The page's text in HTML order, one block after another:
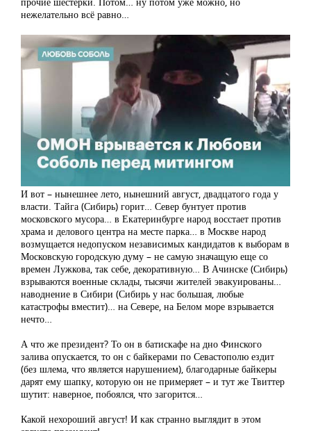
нежелательно всё равно…
И вот – нынешнее лето, нынешний август, двадцатого года у
власти. Тайга (Сибирь) горит… Север бунтует против
московского мусора… в Екатеринбурге народ восстает против
храма и делового центра на месте парка… в Москве народ
возмущается недопуском независимых кандидатов к выборам в
Московскую городскую думу – не самую значащую еще со
времен Лужкова, так себе, декоративную… В Ачинске (Сибирь)
взрываются военные склады, тысячи жителей эвакуированы…
наводнение в Сибири (Сибирь у нас большая, любые
катастрофы вместит)… на Севере, на Белом море взрывается
нечто…
А что же президент? То он в батискафе на дно Финского
залива опускается, то он с байкерами по Севастополю ездит
(без шлема, что является нарушением), благодарные байкеры
дарят ему шапку, которую он не примеряет – и тут же Твиттер
шутит: наверное, побоялся, что загорится…
Какой нехороший август! И как странно выглядит в этом